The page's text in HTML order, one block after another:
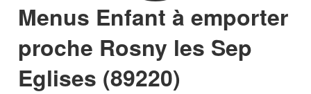
Menus Enfant à emporter
proche Rosny les Sep
Eglises (89220)